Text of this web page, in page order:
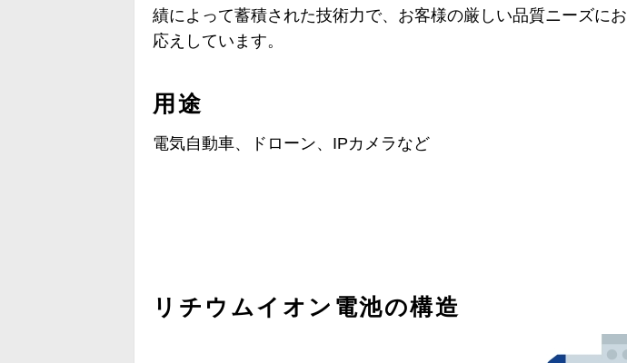
績によって蓄積された技術力で、お客様の厳しい品質ニーズにお
応えしています。
用途
電気自動車、ドローン、IPカメラなど
リチウムイオン電池の構造